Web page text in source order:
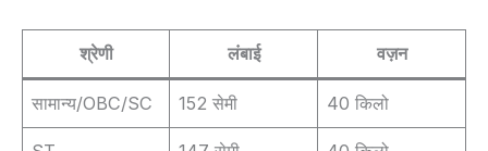
श्रेणी लंबाई वज़न
सामान्य/OBC/SC 152 सेमी 40 किलो